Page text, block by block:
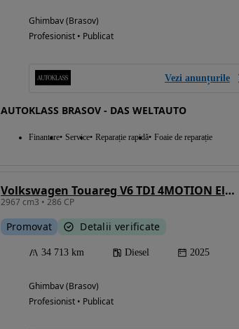
Ghimbav (Brasov)
Profesionist • Publicat
Vezi anunțurile
AUTOKLASS BRASOV - DAS WELTAUTO
Finantare Service Reparație rapidă Foaie de reparație
Volkswagen Touareg V6 TDI 4MOTION Elegance
2967 cm3 • 286 CP
Promovat Detalii verificate
34 713 km Diesel 2025
Ghimbav (Brasov)
Profesionist • Publicat